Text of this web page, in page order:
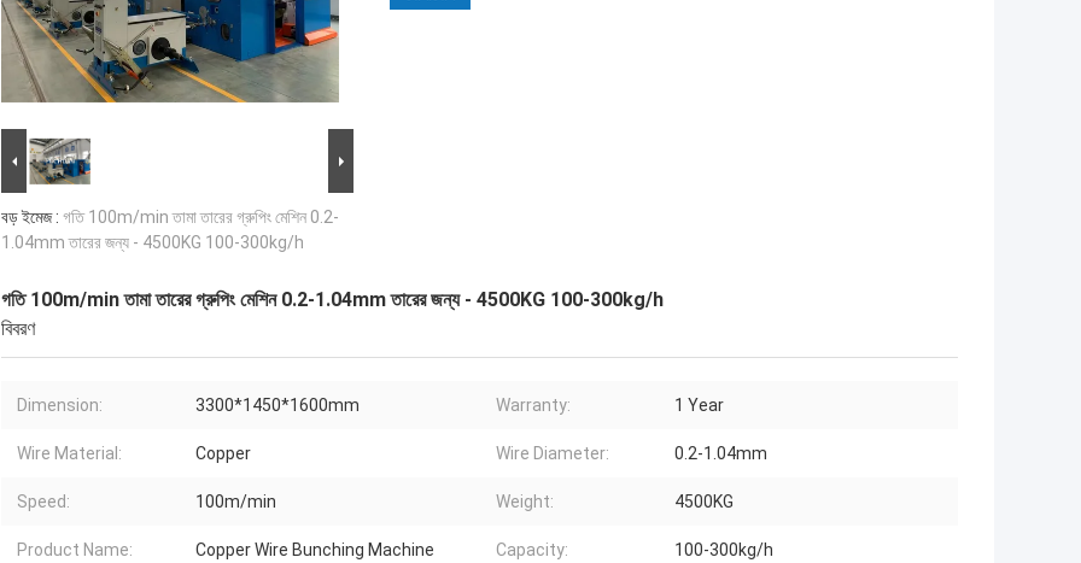
বড় ইমেজ : গতি 100m/min তামা তারের গ্রুপিং মেশিন 0.2-
1.04mm তারের জন্য - 4500KG 100-300kg/h
গতি 100m/min তামা তারের গ্রুপিং মেশিন 0.2-1.04mm তারের জন্য - 4500KG 100-300kg/h
বিবরণ
Dimension: 3300*1450*1600mm Warranty: 1 Year
Wire Material: Copper Wire Diameter: 0.2-1.04mm
Speed: 100m/min Weight: 4500KG
Product Name: Copper Wire Bunching Machine Capacity: 100-300kg/h